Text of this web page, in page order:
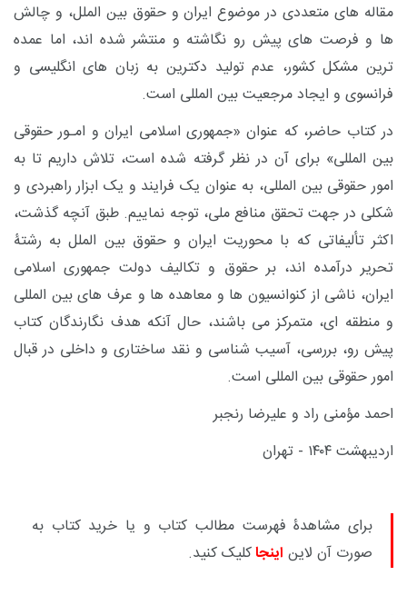
مقاله های متعددی در موضوع ایران و حقوق بین الملل، و چالش
ها و فرصت های پیش رو نگاشته و منتشر شده اند، اما عمده
ترین مشکل کشور، عدم تولید دکترین به زبان های انگلیسی و
فرانسوی و ایجاد مرجعیت بین المللی است.
در کتاب حاضر، که عنوان «جمهوری اسلامی ایران و امـور حقوقی
بین المللی» برای آن در نظر گرفته شده است، تلاش داریم تا به
امور حقوقی بین المللی، به عنوان یک فرایند و یک ابزار راهبردی و
شکلی در جهت تحقق منافع ملی، توجه نماییم. طبق آنچه گذشت،
اکثر تألیفاتی که با محوریت ایران و حقوق بین الملل به رشتۀ
تحریر درآمده اند، بر حقوق و تکالیف دولت جمهوری اسلامی
ایران، ناشی از کنوانسیون ها و معاهده ها و عرف های بین المللی
و منطقه ای، متمرکز می باشند، حال آنکه هدف نگارندگان کتاب
پیش رو، بررسی، آسیب شناسی و نقد ساختاری و داخلی در قبال
امور حقوقی بین المللی است.
احمد مؤمنی راد و علیرضا رنجبر
اردیبهشت ۱۴۰۴ - تهران
برای مشاهدۀ فهرست مطالب کتاب و یا خرید کتاب به
صورت آن لاین اینجاکلیک کنید.